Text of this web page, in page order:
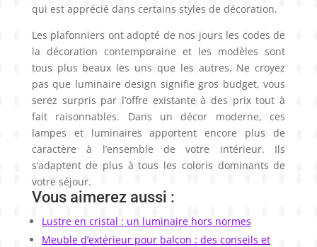
qui est apprécié dans certains styles de décoration.
Les plafonniers ont adopté de nos jours les codes de
la décoration contemporaine et les modèles sont
tous plus beaux les uns que les autres. Ne croyez
pas que luminaire design signifie gros budget, vous
serez surpris par l’offre existante à des prix tout à
fait raisonnables. Dans un décor moderne, ces
lampes et luminaires apportent encore plus de
caractère à l’ensemble de votre intérieur. Ils
s’adaptent de plus à tous les coloris dominants de
votre séjour.
Vous aimerez aussi :
Lustre en cristal : un luminaire hors normes
Meuble d’extérieur pour balcon : des conseils et